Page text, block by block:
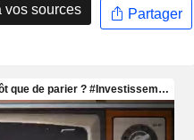
vos sources Partager